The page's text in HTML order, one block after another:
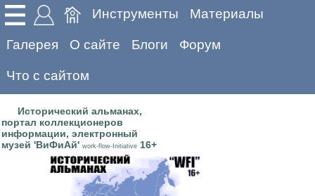
Инструменты Материалы
Галерея О сайте Блоги Форум
Что с сайтом
Исторический альманах,
портал коллекционеров
информации, электронный
музей 'ВиФиАй' work-flow-Initiative 16+